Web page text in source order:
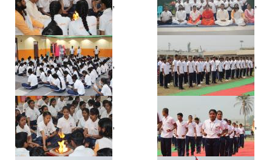
, ,
, ,
, ,